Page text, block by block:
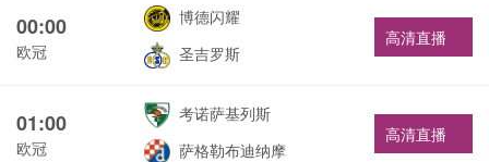
00:00
欧冠
博德闪耀
圣吉罗斯
高清直播
01:00
欧冠
考诺萨基列斯
萨格勒布迪纳摩
高清直播